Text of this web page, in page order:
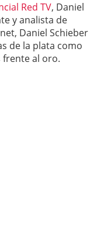
Red TV, Daniel
y analista de
Daniel Schieber
de la plata como
frente al oro.